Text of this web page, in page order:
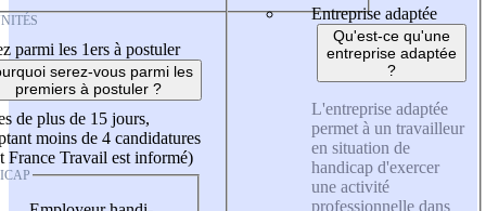
parmi les 1ers à postuler
serez-vous parmi les
premiers à postuler ?
de plus de 15 jours,
moins de 4 candidatures
France Travail est informé)
Entreprise adaptée
Qu'est-ce qu'une
entreprise adaptée
?
L'entreprise adaptée
permet à un travailleur
en situation de
handicap d'exercer
une activité
professionnelle dans